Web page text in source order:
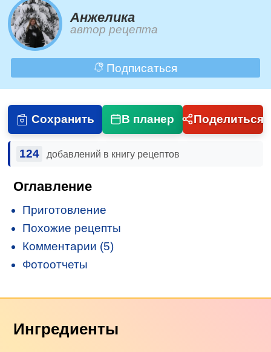
Анжелика
автор рецепта
Подписаться
Сохранить В планер Поделиться
124 добавлений в книгу рецептов
Оглавление
Приготовление
Похожие рецепты
Комментарии (5)
Фотоотчеты
Ингредиенты